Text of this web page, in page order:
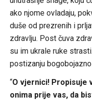
ako njome ovladaju,
duše od prezrenih i
zdravlju. Post čuva
su im ukrale ruke
postizanju
“O vjernici! Propisuje
onima prije vas, da